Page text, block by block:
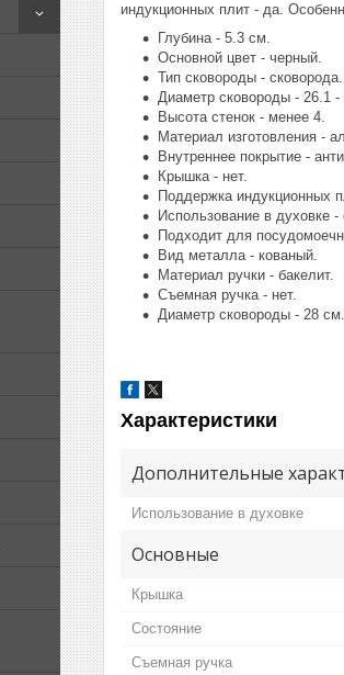
индукционных плит - да.
Глубина - 5.3 см.
Основной цвет - черный.
Тип сковороды - сковорода.
Диаметр сковороды - 26.1 -
Высота стенок - менее 4.
Материал изготовления -
Внутреннее покрытие -
Крышка - нет.
Поддержка индукционных
Использование в духовке -
Подходит для
Вид металла - кованый.
Материал ручки - бакелит.
Съемная ручка - нет.
Диаметр сковороды - 28 см.
Характеристики
Дополнительные
Использование в духовке
Основные
Крышка
Состояние
Съемная ручка